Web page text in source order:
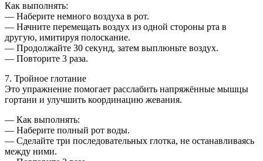
Как выполнять:
— Наберите немного воздуха в рот.
— Начните перемещать воздух из одной стороны рта в
другую, имитируя полоскание.
— Продолжайте 30 секунд, затем выплюньте воздух.
— Повторите 3 раза.
7. Тройное глотание
Это упражнение помогает расслабить напряжённые мышцы
гортани и улучшить координацию жевания.
— Как выполнять:
— Наберите полный рот воды.
— Сделайте три последовательных глотка, не останавливаясь
между ними.